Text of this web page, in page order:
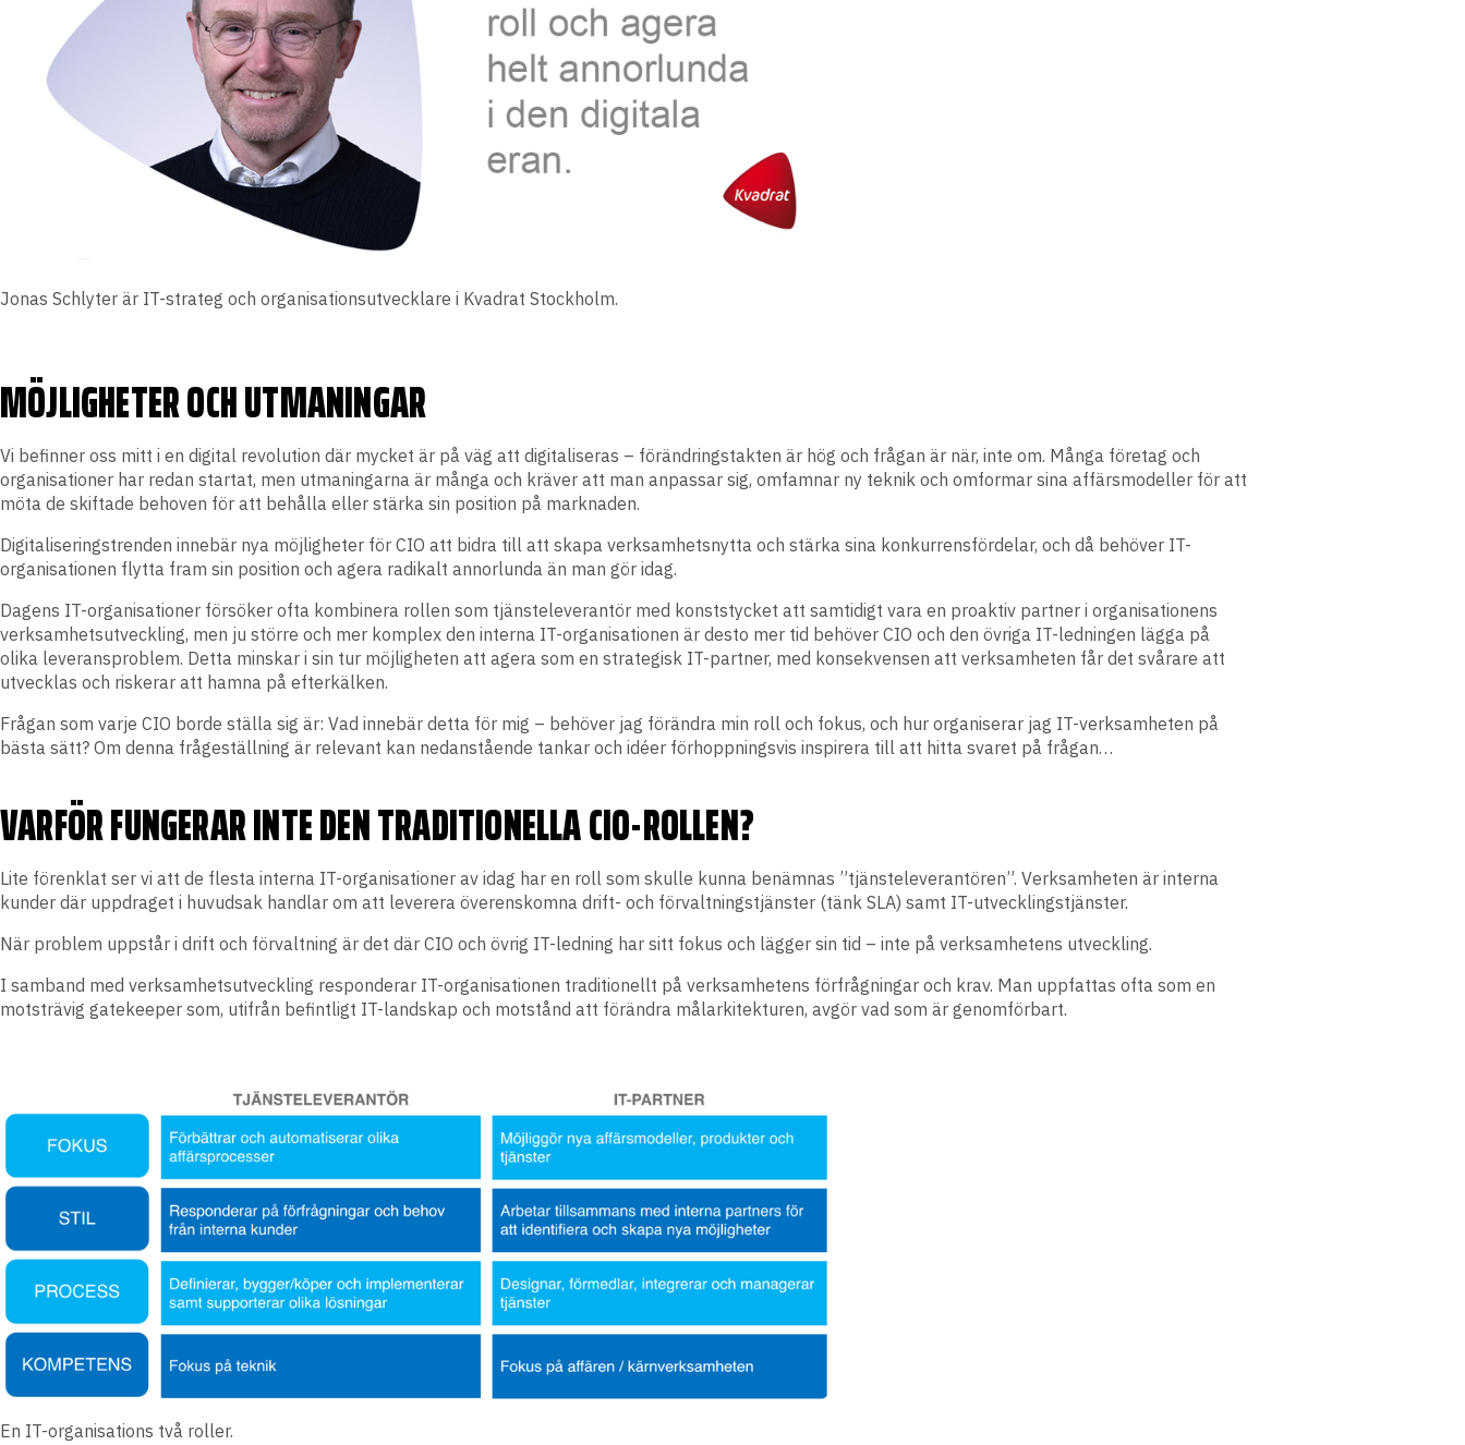
Jonas Schlyter är IT-strateg och organisationsutvecklare i Kvadrat Stockholm.
MÖJLIGHETER OCH UTMANINGAR
Vi befinner oss mitt i en digital revolution där mycket är på väg att digitaliseras – förändringstakten är hög och frågan är när, inte om. Många företag och
organisationer har redan startat, men utmaningarna är många och kräver att man anpassar sig, omfamnar ny teknik och omformar sina affärsmodeller för att
möta de skiftade behoven för att behålla eller stärka sin position på marknaden.
Digitaliseringstrenden innebär nya möjligheter för CIO att bidra till att skapa verksamhetsnytta och stärka sina konkurrensfördelar, och då behöver IT-
organisationen flytta fram sin position och agera radikalt annorlunda än man gör idag.
Dagens IT-organisationer försöker ofta kombinera rollen som tjänsteleverantör med konststycket att samtidigt vara en proaktiv partner i organisationens
verksamhetsutveckling, men ju större och mer komplex den interna IT-organisationen är desto mer tid behöver CIO och den övriga IT-ledningen lägga på
olika leveransproblem. Detta minskar i sin tur möjligheten att agera som en strategisk IT-partner, med konsekvensen att verksamheten får det svårare att
utvecklas och riskerar att hamna på efterkälken.
Frågan som varje CIO borde ställa sig är: Vad innebär detta för mig – behöver jag förändra min roll och fokus, och hur organiserar jag IT-verksamheten på
bästa sätt? Om denna frågeställning är relevant kan nedanstående tankar och idéer förhoppningsvis inspirera till att hitta svaret på frågan…
VARFÖR FUNGERAR INTE DEN TRADITIONELLA CIO-ROLLEN?
Lite förenklat ser vi att de flesta interna IT-organisationer av idag har en roll som skulle kunna benämnas ”tjänsteleverantören”. Verksamheten är interna
kunder där uppdraget i huvudsak handlar om att leverera överenskomna drift- och förvaltningstjänster (tänk SLA) samt IT-utvecklingstjänster.
När problem uppstår i drift och förvaltning är det där CIO och övrig IT-ledning har sitt fokus och lägger sin tid – inte på verksamhetens utveckling.
I samband med verksamhetsutveckling responderar IT-organisationen traditionellt på verksamhetens förfrågningar och krav. Man uppfattas ofta som en
motsträvig gatekeeper som, utifrån befintligt IT-landskap och motstånd att förändra målarkitekturen, avgör vad som är genomförbart.
En IT-organisations två roller.